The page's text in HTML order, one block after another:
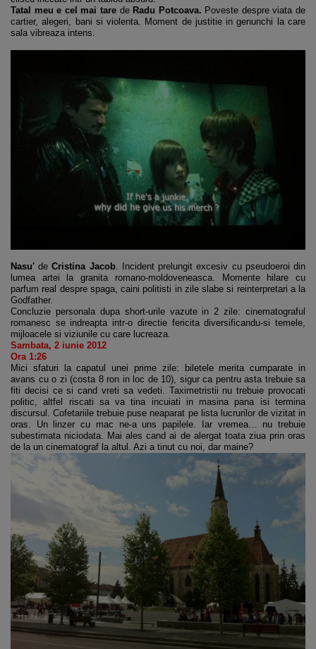
Tatal meu e cel mai taredeRadu Potcoava. Poveste despre viata de
cartier, alegeri, bani si violenta. Moment de justitie in genunchi la care
sala vibreaza intens.
Nasu' deCristina Jacob. Incident prelungit excesiv cu pseudoeroi din
lumea artei la granita romano-moldoveneasca. Momente hilare cu
parfum real despre spaga, caini politisti in zile slabe si reinterpretari a la
Godfather.
Concluzie personala dupa short-urile vazute in 2 zile: cinematograful
romanesc se indreapta intr-o directie fericita diversificandu-si temele,
mijloacele si viziunile cu care lucreaza.
Sambata, 2 iunie 2012
Ora 1:26
Mici sfaturi la capatul unei prime zile: biletele merita cumparate in
avans cu o zi (costa 8 ron in loc de 10), sigur ca pentru asta trebuie sa
fiti decisi ce si cand vreti sa vedeti. Taximetristii nu trebuie provocati
politic, altfel riscati sa va tina incuiati in masina pana isi termina
discursul. Cofetariile trebuie puse neaparat pe lista lucrurilor de vizitat in
oras. Un linzer cu mac ne-a uns papilele. Iar vremea… nu trebuie
subestimata niciodata. Mai ales cand ai de alergat toata ziua prin oras
de la un cinematograf la altul. Azi a tinut cu noi, dar maine?